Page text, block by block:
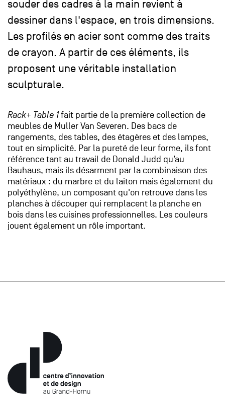
souder des cadres à la main revient à
dessiner dans l'espace, en trois dimensions.
Les profilés en acier sont comme des traits
de crayon. A partir de ces éléments, ils
proposent une véritable installation
sculpturale.
Rack+ Table 1fait partie de la première collection de
meubles de Muller Van Severen. Des bacs de
rangements, des tables, des étagères et des lampes,
tout en simplicité. Par la pureté de leur forme, ils font
référence tant au travail de Donald Judd qu’au
Bauhaus, mais ils désarment par la combinaison des
matériaux : du marbre et du laiton mais également du
polyéthylène, un composant qu'on retrouve dans les
planches à découper qui remplacent la planche en
bois dans les cuisines professionnelles. Les couleurs
jouent également un rôle important.